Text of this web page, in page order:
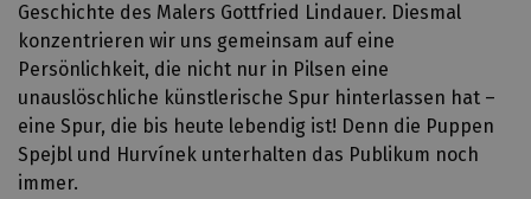
Geschichte des Malers Gottfried Lindauer. Diesmal
konzentrieren wir uns gemeinsam auf eine
Persönlichkeit, die nicht nur in Pilsen eine
unauslöschliche künstlerische Spur hinterlassen hat –
eine Spur, die bis heute lebendig ist! Denn die Puppen
Spejbl und Hurvínek unterhalten das Publikum noch
immer.